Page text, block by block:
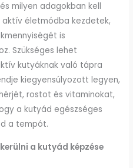
milyen adagokban kell
aktív életmódba kezdetek,
is
Szükséges lehet
kutyáknak való tápra
kiegyensúlyozott legyen,
rostot és vitaminokat,
a kutyád egészséges
a tempót.
a kutyád képzése